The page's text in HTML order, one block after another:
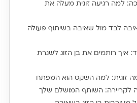
למה רגיעה זוגית מעלה את
לבד מול שאיבה בשיתוף פעולה
איך רותמים את בן הזוג לשגרת
לקריירה: השותף המושלם שלך